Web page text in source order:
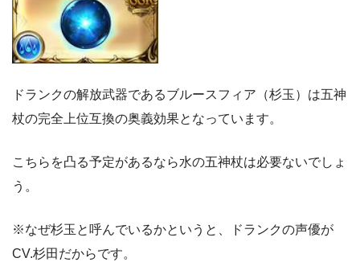
ドランクの解放武器であるブルースフィア（杉玉）は五神
杖の完全上位互換の奥義効果となっています。
こちらを凸る予定があるなら水の五神杖は必要ないでしょ
う。
※なぜ杉玉と呼んでいるかというと、ドランクの声優が
CV.杉田だからです。